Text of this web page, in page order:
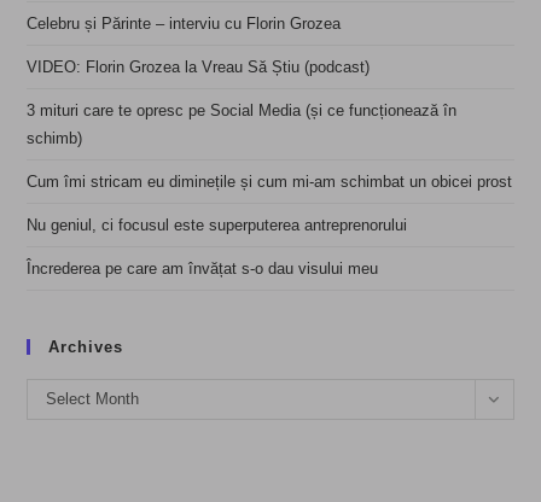
Celebru și Părinte – interviu cu Florin Grozea
VIDEO: Florin Grozea la Vreau Să Știu (podcast)
3 mituri care te opresc pe Social Media (și ce funcționează în
schimb)
Cum îmi stricam eu diminețile și cum mi-am schimbat un obicei prost
Nu geniul, ci focusul este superputerea antreprenorului
Încrederea pe care am învățat s-o dau visului meu
Archives
Archives
Select Month